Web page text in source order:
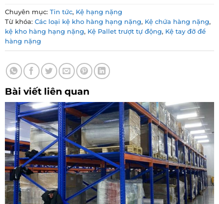
Chuyên mục: Tin tức, Kệ hạng nặng
Từ khóa: Các loại kệ kho hàng hạng nặng, Kệ chứa hàng nặng,
kệ kho hàng hạng nặng, Kệ Pallet trượt tự động, Kệ tay đỡ để
hàng nặng
Bài viết liên quan